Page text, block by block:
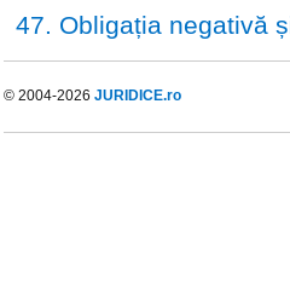
47. Obligația negativă
© 2004-2026 JURIDICE.ro